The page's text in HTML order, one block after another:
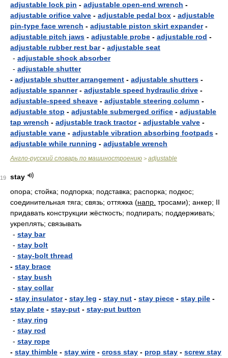
adjustable lock pin - adjustable open-end wrench -
adjustable orifice valve - adjustable pedal box - adjustable
pin-type face wrench - adjustable piston skirt expander-
adjustable pitch jaws - adjustable probe - adjustable rod -
adjustable rubber rest bar- adjustable seat
- adjustable shock absorber
- adjustable shutter
- adjustable shutter arrangement - adjustable shutters -
adjustable spanner- adjustable speed hydraulic drive -
adjustable-speed sheave - adjustable steering column -
adjustable stop - adjustable submerged orifice - adjustable
tap wrench - adjustable track tractor- adjustable valve -
adjustable vane - adjustable vibration absorbing footpads -
adjustable while running - adjustable wrench
Англо-русский словарь по машиностроению > adjustable
19
stay
опора; стойка; подпорка; подставка; распорка; подкос;
соединительная тяга; связь; оттяжка (напр. тросами); анкер; II
придавать конструкции жёсткость; подпирать; поддерживать;
укреплять; связывать
- stay bar
- stay bolt
- stay-bolt thread
- stay brace
- stay bush
- stay collar
- stay insulator- stay leg - stay nut - stay piece - stay pile -
stay plate - stay-put - stay-put button
- stay ring
- stay rod
- stay rope
- stay thimble - stay wire - cross stay - prop stay - screw stay